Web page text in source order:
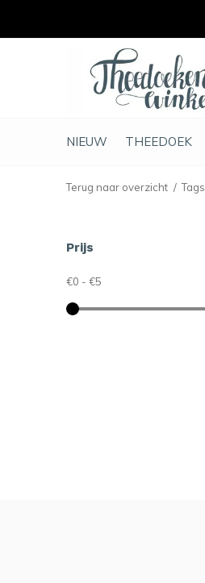
NIEUW THEEDOEK
Terug naar overzicht Tags
Prijs
€0 - €5